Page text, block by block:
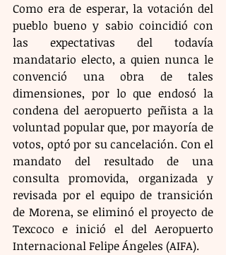
Como era de esperar, la votación del
pueblo bueno y sabio coincidió con
las expectativas del todavía
mandatario electo, a quien nunca le
convenció una obra de tales
dimensiones, por lo que endosó la
condena del aeropuerto peñista a la
voluntad popular que, por mayoría de
votos, optó por su cancelación. Con el
mandato del resultado de una
consulta promovida, organizada y
revisada por el equipo de transición
de Morena, se eliminó el proyecto de
Texcoco e inició el del Aeropuerto
Internacional Felipe Ángeles (AIFA).